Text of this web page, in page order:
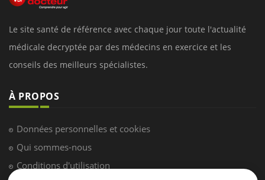
Le site santé de référence avec chaque jour toute l'actualité
médicale decryptée par des médecins en exercice et les
conseils des meilleurs spécialistes.
À PROPOS
Données personnelles et cookies
Qui sommes-nous
Conditions d'utilisation